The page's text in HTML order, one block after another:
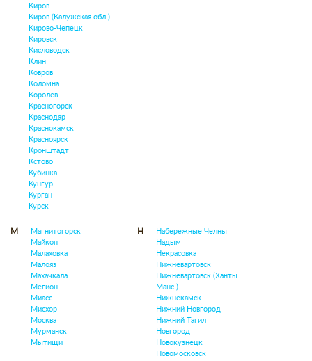
Киров
Киров (Калужская обл.)
Кирово-Чепецк
Кировск
Кисловодск
Клин
Ковров
Коломна
Королев
Красногорск
Краснодар
Краснокамск
Красноярск
Кронштадт
Кстово
Кубинка
Кунгур
Курган
Курск
М
Магнитогорск
Майкоп
Малаховка
Малояз
Махачкала
Мегион
Миасс
Мисхор
Москва
Мурманск
Мытищи
Н
Набережные Челны
Надым
Некрасовка
Нижневартовск
Нижневартовск (Ханты
Манс.)
Нижнекамск
Нижний Новгород
Нижний Тагил
Новгород
Новокузнецк
Новомосковск